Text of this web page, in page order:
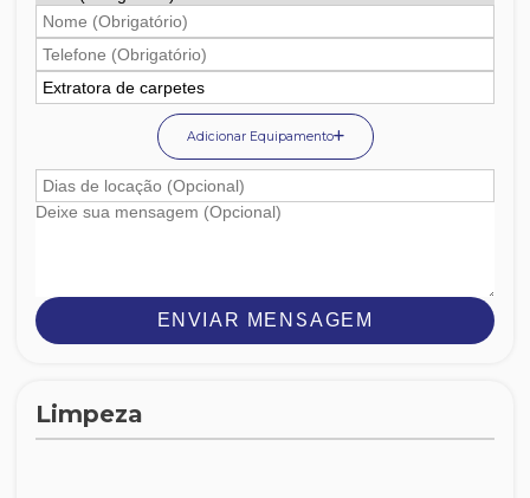
Adicionar Equipamento
ENVIAR MENSAGEM
Limpeza